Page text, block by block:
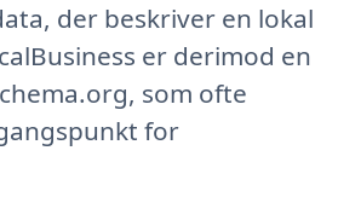
der beskriver en lokal
er derimod en
som ofte
for